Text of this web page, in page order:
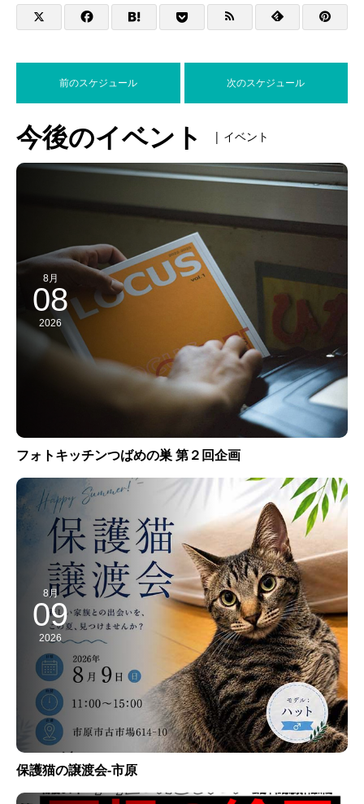
前のスケジュール 次のスケジュール
今後のイベント | イベント
8月
08
2026
フォトキッチンつばめの巣 第２回企画
8月
09
2026
保護猫の譲渡会-市原